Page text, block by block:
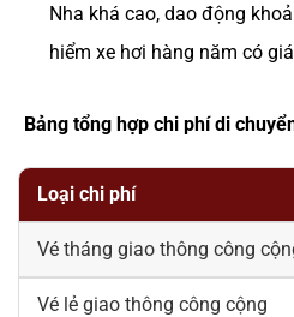
Nha khá cao, dao động
hiểm xe hơi hàng năm có
Bảng tổng hợp chi phí di
Loại chi phí
Vé tháng giao thông công
Vé lẻ giao thông công cộng